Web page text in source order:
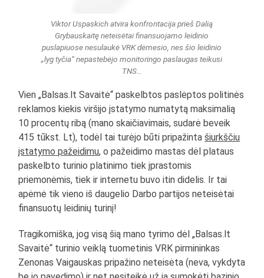
Viktor Uspaskich atvira konfrontacija prieš Dalią
Grybauskaitę neteisėtai finansuojamo leidinio
puslapiuose nesulaukė VRK dėmesio, nes šio leidinio
„lyg tyčia“ nepastebėjo monitoringo paslaugas teikusi
TNS…
Vien „Balsas.lt Savaitė“ paskelbtos paslėptos politinės
reklamos kiekis viršijo įstatymo numatytą maksimalią
10 procentų ribą (mano skaičiavimais, sudarė beveik
415 tūkst. Lt), todėl tai turėjo būti pripažintašiurkščiu
įstatymo pažeidimu, o pažeidimo mastas dėl plataus
paskelbto turinio platinimo tiek įprastomis
priemonėmis, tiek ir internetu buvo itin didelis. Ir tai
apėmė tik vieno iš daugelio Darbo partijos neteisėtai
finansuotų leidinių turinį!
Tragikomiška, jog visą šią mano tyrimo dėl „Balsas.lt
Savaitė“ turinio veiklą tuometinis VRK pirmininkas
Zenonas Vaigauskas pripažino neteisėta (neva, vykdyta